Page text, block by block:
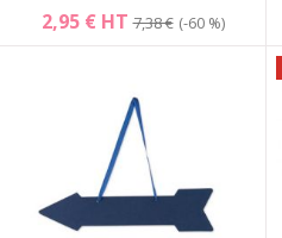
2,95 € HT7,38 € -60 %